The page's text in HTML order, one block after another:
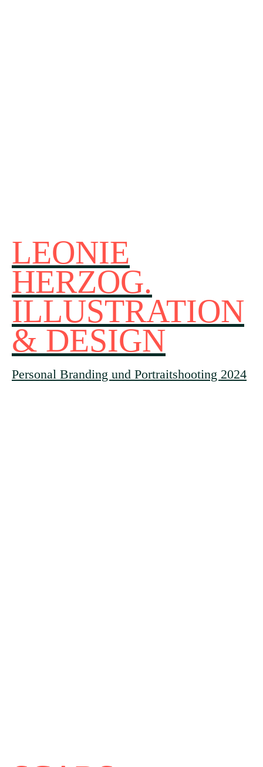
LEONIE
HERZOG.
ILLUSTRATION
& DESIGN
Personal Branding und Portraitshooting 2024